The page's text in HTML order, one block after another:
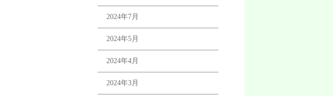
2024年7月
2024年5月
2024年4月
2024年3月